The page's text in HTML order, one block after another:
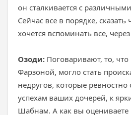
он сталкивается с
Сейчас все в порядке, сказать
хочется вспоминать все,
Озоди: Поговаривают, то,
Фарзоной, могло стать
недругов, которые ревностно
успехам ваших дочерей, к
Шабнам. А как вы